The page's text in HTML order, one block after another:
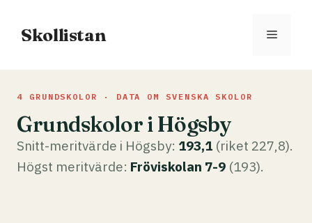
innehåll
Skollistan Meny
4 GRUNDSKOLOR · DATA OM SVENSKA SKOLOR
Grundskolor i Högsby
Snitt-meritvärde i Högsby: 193,1 (riket 227,8).
Högst meritvärde: Fröviskolan 7-9 (193).